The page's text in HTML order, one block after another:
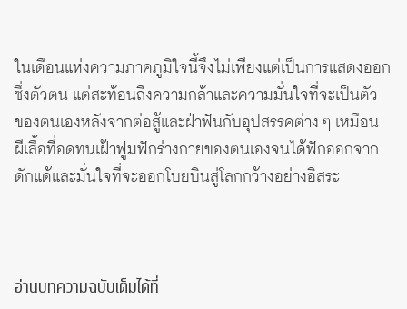
ในเดือนแห่งความภาคภูมิใจนี้จึงไม่เพียงแต่เป็นการแสดงออก
ซึ่งตัวตน แต่สะท้อนถึงความกล้าและความมั่นใจที่จะเป็นตัว
ของตนเองหลังจากต่อสู้และฝ่าฟันกับอุปสรรคต่าง ๆ เหมือน
ผีเสื้อที่อดทนเฝ้าฟูมฟักร่างกายของตนเองจนได้ฟักออกจาก
ดักแด้และมั่นใจที่จะออกโบยบินสู่โลกกว้างอย่างอิสระ
อ่านบทความฉบับเต็มได้ที่